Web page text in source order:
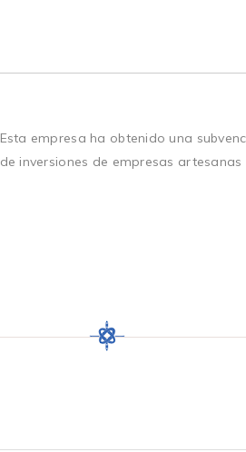
Esta empresa ha obtenido una
de inversiones de empresas